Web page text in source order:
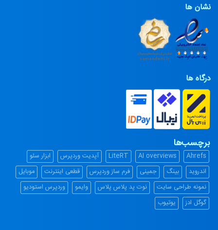
نشان ها
درگاه ها
برچسب‌ها
Ahrefs
AI overviews
LiteRT آپدیت وردپرس
ابزار سئو
اندروید
بینگ جمینی فرم ساز وردپرس قطعی اینترنت
موبایل
نمونه طراحی سایت
نوت پد پلاس پلاس وایمو
وردپرس استودیو
گوگل ادز
یوتیوب